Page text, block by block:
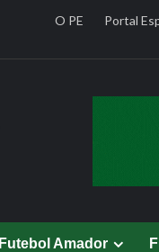
O PE Portal
Futebol Amador